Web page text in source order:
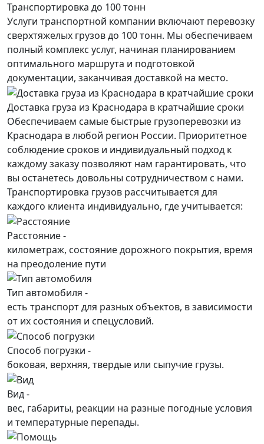
Транспортировка до 100 тонн
Услуги транспортной компании включают перевозку
сверхтяжелых грузов до 100 тонн. Мы обеспечиваем
полный комплекс услуг, начиная планированием
оптимального маршрута и подготовкой
документации, заканчивая доставкой на место.
Доставка груза из Краснодара в кратчайшие сроки
Обеспечиваем самые быстрые грузоперевозки из
Краснодара в любой регион России. Приоритетное
соблюдение сроков и индивидуальный подход к
каждому заказу позволяют нам гарантировать, что
вы останетесь довольны сотрудничеством с нами.
Транспортировка грузов рассчитывается для
каждого клиента индивидуально, где учитывается:
Расстояние -
километраж, состояние дорожного покрытия, время
на преодоление пути
Тип автомобиля -
есть транспорт для разных объектов, в зависимости
от их состояния и спецусловий.
Способ погрузки -
боковая, верхняя, твердые или сыпучие грузы.
Вид -
вес, габариты, реакции на разные погодные условия
и температурные перепады.